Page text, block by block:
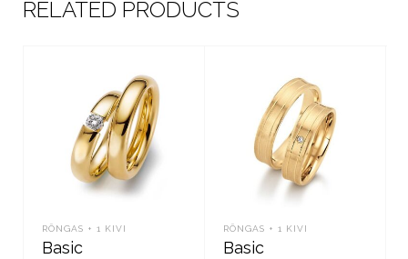
RELATED PRODUCTS
RÕNGAS + 1 KIVI
Basic
RÕNGAS + 1 KIVI
Basic